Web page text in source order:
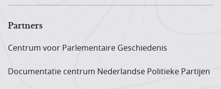
Partners
Centrum voor Parlementaire Geschiedenis
Documentatie centrum Neder­landse Politieke Partijen